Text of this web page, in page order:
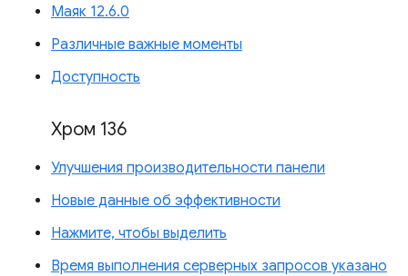
Маяк 12.6.0
Различные важные моменты
Доступность
Хром 136
Улучшения производительности панели
Новые данные об эффективности
Нажмите, чтобы выделить
Время выполнения серверных запросов указано